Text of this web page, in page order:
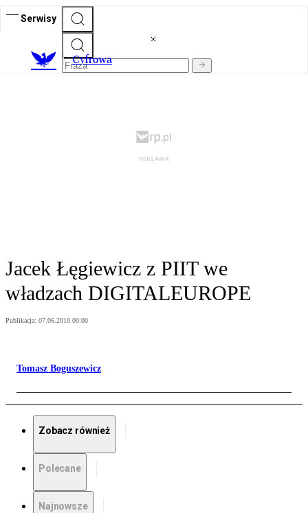
Serwisy
Cyfrowa
Jacek Łęgiewicz z PIIT we
władzach DIGITALEUROPE
Publikacja: 07.06.2010 00:00
Tomasz Boguszewicz
Zobacz również
Polecane
Najnowsze